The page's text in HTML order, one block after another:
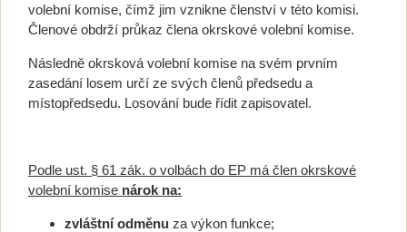
volební komise, čímž jim vznikne členství v této komisi.
Členové obdrží průkaz člena okrskové volební komise.
Následně okrsková volební komise na svém prvním
zasedání losem určí ze svých členů předsedu a
místopředsedu. Losování bude řídit zapisovatel.
Podle ust. § 61 zák. o volbách do EP má člen okrskové
volební komise nárok na:
zvláštní odměnu za výkon funkce;